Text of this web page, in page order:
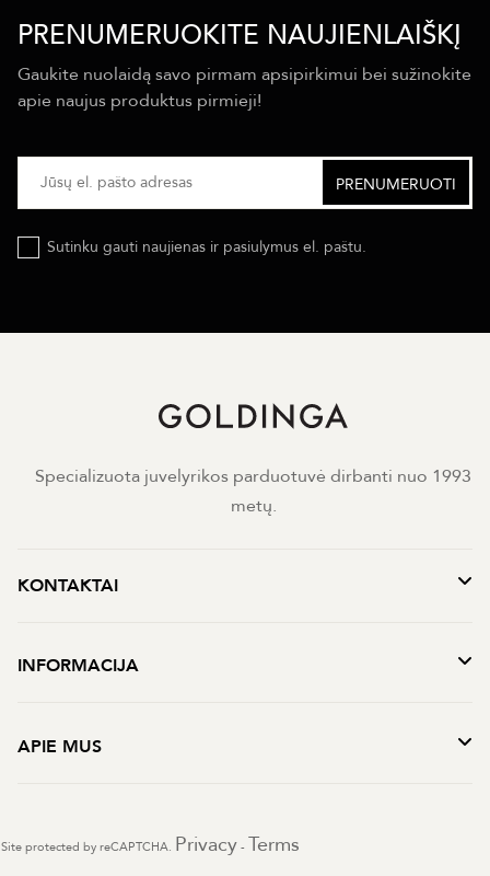
PRENUMERUOKITE NAUJIENLAIŠKĮ
Gaukite nuolaidą savo pirmam apsipirkimui bei sužinokite
apie naujus produktus pirmieji!
Sutinku gauti naujienas ir pasiulymus el. paštu.
Specializuota juvelyrikos parduotuvė dirbanti nuo 1993
metų.
KONTAKTAI
INFORMACIJA
APIE MUS
Site protected by reCAPTCHA. Privacy - Terms